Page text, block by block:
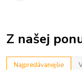
Z našej
Najpredávanejšie